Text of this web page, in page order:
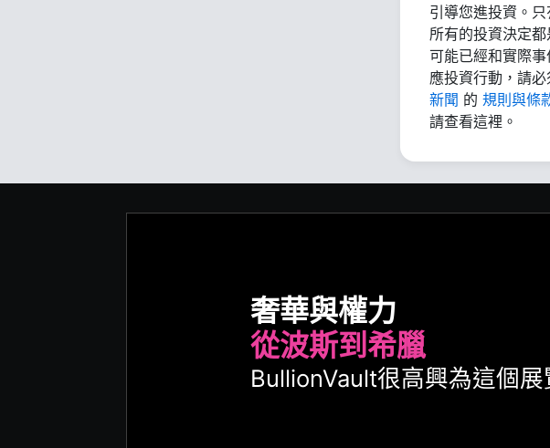
引導您進投資。
所有的投資決定
可能已經和實際
應投資行動，請
新聞 的 規則與條
請查看這裡。
奢華與權力
從波斯到希臘
BullionVault很高興為這個